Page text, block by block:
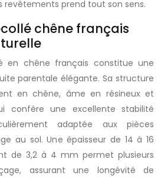
revêtements prend tout son sens.
chêne français
en chêne français constitue une
parentale élégante. Sa structure
en chêne, âme en résineux et
confère une excellente stabilité
adaptée aux pièces
au sol. Une épaisseur de 14 à 16
de 3,2 à 4 mm permet plusieurs
assurant une longévité de